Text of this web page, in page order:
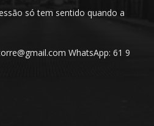
só tem sentido quando a
WhatsApp: 61 9